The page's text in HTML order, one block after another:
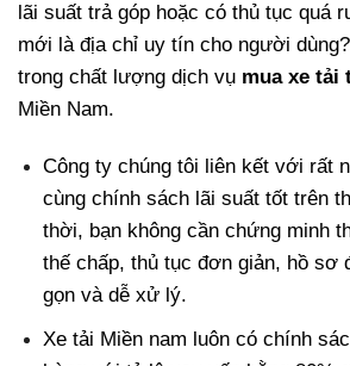
lãi suất trả góp hoặc có thủ tục quá
mới là địa chỉ uy tín cho người
trong chất lượng dịch vụ mua xe tải
Miền Nam.
Công ty chúng tôi liên kết với rất
cùng chính sách lãi suất tốt trên
thời, bạn không cần chứng minh
thế chấp, thủ tục đơn giản, hồ sơ
gọn và dễ xử lý.
Xe tải Miền nam luôn có chính